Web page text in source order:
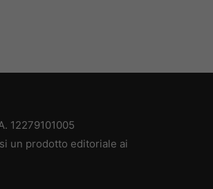
12279101005
un prodotto editoriale ai